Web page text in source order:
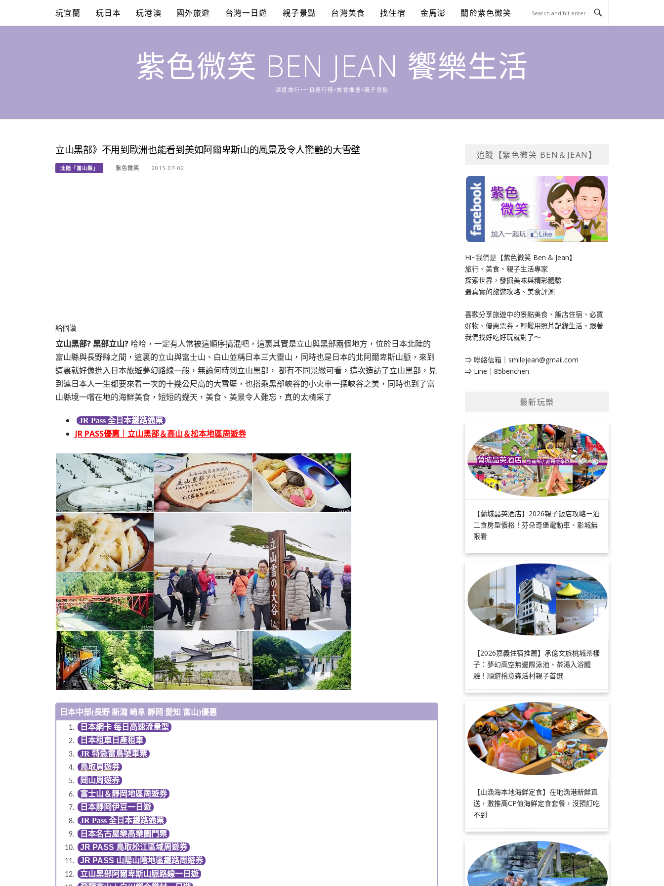
content
玩宜蘭 玩日本 玩港澳 國外旅遊 台灣一日遊 親子景點 台灣美食 找住宿 金馬澎 關於紫色微笑
紫色微笑 BEN JEAN 饗樂生活
深度旅行•一日遊行程•美食推薦•親子景點
立山黑部》不用到歐洲也能看到美如阿爾卑斯山的風景及令人驚艷的大雪壁
北陸「富山縣」 紫色微笑 2015-07-02
給個讚
立山黑部? 黑部立山? 哈哈，一定有人常被這順序搞混吧，這裏其實是立山與黑部兩個地方，位於日本北陸的
富山縣與長野縣之間，這裏的立山與富士山、白山並稱日本三大靈山，同時也是日本的北阿爾卑斯山脈，來到
這裏就好像進入日本旅遊夢幻路線一般，無論何時到立山黑部， 都有不同景緻可看，這次造訪了立山黑部，見
到連日本人一生都要來看一次的十幾公尺高的大雪壁，也搭乘黑部峽谷的小火車一探峽谷之美，同時也到了富
山縣境一嚐在地的海鮮美食，短短的幾天，美食、美景令人難忘，真的太精采了
JR Pass 全日本鐵路通票
JR PASS優惠｜立山黑部＆高山＆松本地區周遊券
日本中部(長野 新瀉 崎阜 靜岡 愛知 富山)優惠
日本網卡 每日高速流量型
日本租車日產租車
JR 特急雷鳥號車票
鳥取周遊券
岡山周遊券
富士山＆靜岡地區周遊券
日本靜岡伊豆一日遊
JR Pass 全日本鐵路通票
日本名古屋樂高樂園門票
JR PASS 鳥取松江區域周遊券
JR PASS 山陽山陰地區鐵路周遊券
立山黑部阿爾卑斯山脈路線一日遊
追蹤【紫色微笑 BEN＆JEAN】
Hi~我們是【紫色微笑 Ben & Jean】
旅行、美食、親子生活專家
探索世界，發掘美味與精彩體驗
最真實的旅遊攻略、美食評測
喜歡分享旅遊中的景點美食、飯店住宿、必買
好物、優惠票券。輕鬆用照片記錄生活，跟著
我們找好吃好玩就對了～
⇒ 聯絡信箱｜ smilejean@gmail.com
⇒ Line｜85benchen
最新玩樂
【蘭城晶英酒店】2026親子飯店攻略ㄧ泊
二食房型價格！芬朵奇堡電動車、影城無
限看
【2026嘉義住宿推薦】承億文旅桃城茶樣
子：夢幻高空無邊際泳池、茶湯入浴體
驗！順遊檜意森活村親子首選
【山漁海本地海鮮定食】在地漁港新鮮直
送，激推高CP值海鮮定食套餐，沒預訂吃
不到